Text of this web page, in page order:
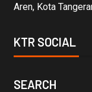
Aren, Kota
KTR SOCIAL
SEARCH